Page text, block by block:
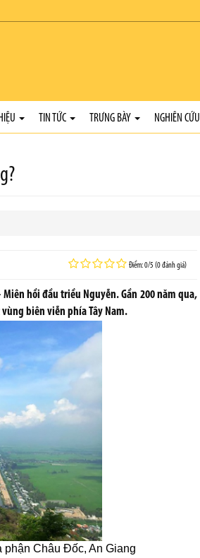
TIN TỨC TRƯNG BÀY NGHIÊN CỨU
Điểm: 0/5 (0 đánh giá)
hồi đầu triều Nguyễn. Gần 200 năm qua,
biên viễn phía Tây Nam.
phận Châu Đốc, An Giang